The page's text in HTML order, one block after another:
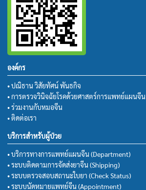
องค์กร
• ปณิธาน วิสัยทัศน์ พันธกิจ
• การตรวจวินิจฉัยโรคด้วยศาสตร์การแพทย์แผนจีน
• ร่วมงานกับหมอจีน
• ติดต่อเรา
บริการสำหรับผู้ป่วย
• บริการทางการแพทย์แผนจีน (Department)
• ระบบติดตามการจัดส่งยาจีน (Shipping)
• ระบบตรวจสอบสถานะใบยา (Check Status)
• ระบบนัดหมายแพทย์จีน (Appointment)